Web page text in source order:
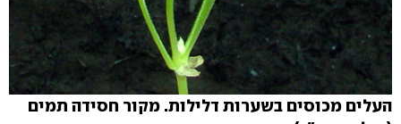
העלים מכוסים בשערות דלילות. מקור חסידה תמים